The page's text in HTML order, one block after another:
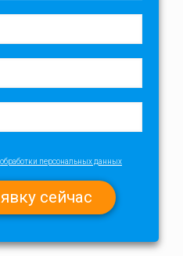
обработки персональных данных